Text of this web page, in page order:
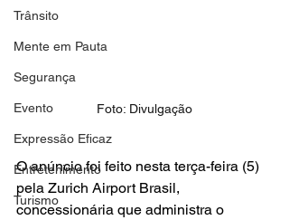
Trânsito
Mente em Pauta
Segurança
Evento
Expressão Eficaz
Entretenimento
Turismo
Foto: Divulgação
O anúncio foi feito nesta terça-feira (5)
pela Zurich Airport Brasil,
concessionária que administra o